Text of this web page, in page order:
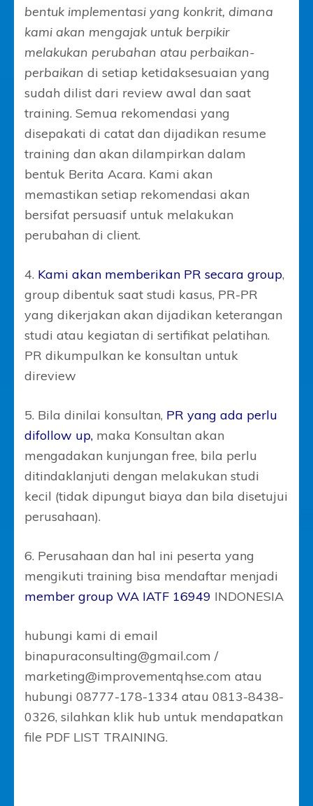
bentuk implementasi yang konkrit, dimana
kami akan mengajak untuk berpikir
melakukan perubahan atau perbaikan-
perbaikan di setiap ketidaksesuaian yang
sudah dilist dari review awal dan saat
training. Semua rekomendasi yang
disepakati di catat dan dijadikan resume
training dan akan dilampirkan dalam
bentuk Berita Acara. Kami akan
memastikan setiap rekomendasi akan
bersifat persuasif untuk melakukan
perubahan di client.
4. Kami akan memberikan PR secara group,
group dibentuk saat studi kasus, PR-PR
yang dikerjakan akan dijadikan keterangan
studi atau kegiatan di sertifikat pelatihan.
PR dikumpulkan ke konsultan untuk
direview
5. Bila dinilai konsultan, PR yang ada perlu
difollow up, maka Konsultan akan
mengadakan kunjungan free, bila perlu
ditindaklanjuti dengan melakukan studi
kecil (tidak dipungut biaya dan bila disetujui
perusahaan).
6. Perusahaan dan hal ini peserta yang
mengikuti training bisa mendaftar menjadi
member group WA IATF 16949 INDONESIA
hubungi kami di email
binapuraconsulting@gmail.com /
marketing@improvementqhse.com atau
hubungi 08777-178-1334 atau 0813-8438-
0326, silahkan klik hub untuk mendapatkan
file PDF LIST TRAINING.